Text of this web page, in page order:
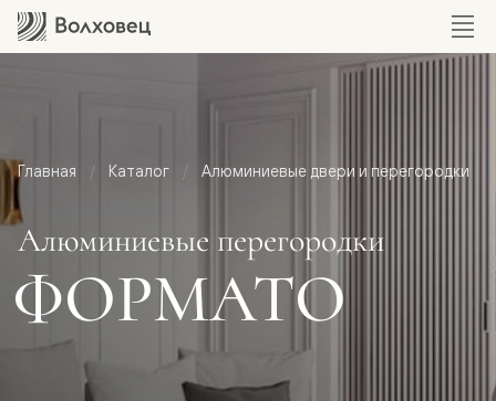
Главная Каталог Алюминиевые двери и перегородки
Алюминиевые перегородки
ФОРМАТО